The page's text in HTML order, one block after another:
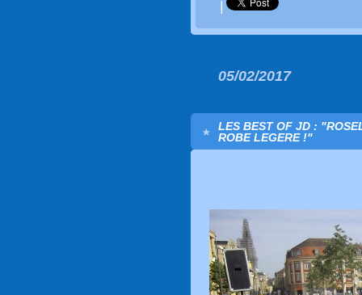
05/02/2017
LES BEST OF JD :
ROBE LEGERE !"